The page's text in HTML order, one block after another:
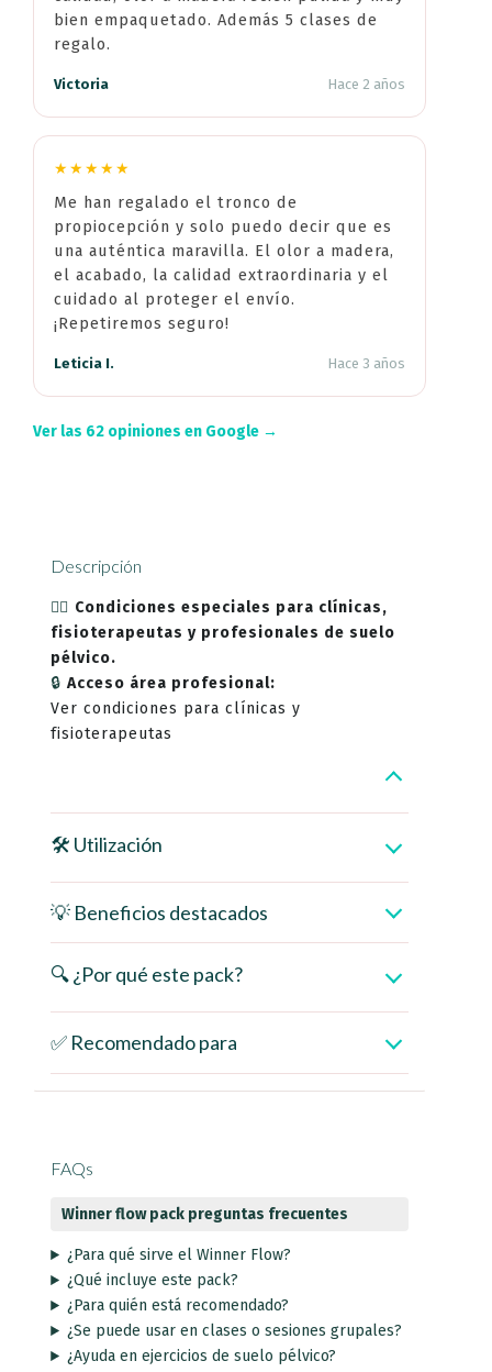
bien empaquetado. Además 5 clases de
regalo.
Victoria Hace 2 años
★★★★★
Me han regalado el tronco de
propiocepción y solo puedo decir que es
una auténtica maravilla. El olor a madera,
el acabado, la calidad extraordinaria y el
cuidado al proteger el envío.
¡Repetiremos seguro!
Leticia I. Hace 3 años
Ver las 62 opiniones en Google →
Descripción
👩‍⚕️ Condiciones especiales para clínicas,
fisioterapeutas y profesionales de suelo
pélvico.
🔒Acceso área profesional:
Ver condiciones para clínicas y
fisioterapeutas
🛠️ Utilización
💡 Beneficios destacados
🔍 ¿Por qué este pack?
✅ Recomendado para
FAQs
Winner flow pack preguntas frecuentes
¿Para qué sirve el Winner Flow?
¿Qué incluye este pack?
¿Para quién está recomendado?
¿Se puede usar en clases o sesiones grupales?
¿Ayuda en ejercicios de suelo pélvico?